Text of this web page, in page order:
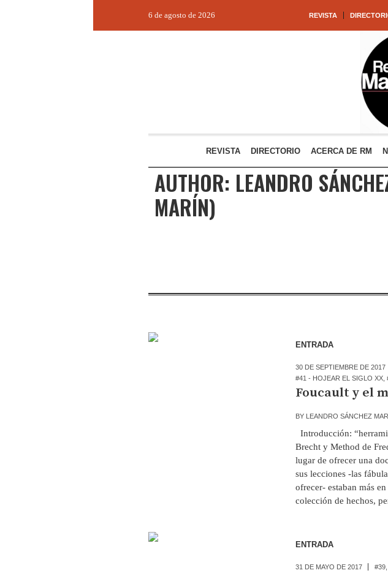
REVISTA
6 de agosto de 2026
REVISTA DIRECTORIO ACERCA DE RM
AUTHOR: LEANDRO
MARÍN)
ENTRADA
30 DE SEPTIEMBRE DE 2017
#41 - HOJEAR EL SIGLO XX,
Foucault y el
BY LEANDRO SÁNCHEZ
Introducción:
Brecht y Method de
lugar de ofrecer una
sus lecciones -las
ofrecer- estaban más
colección de hechos,
ENTRADA
31 DE MAYO DE 2017 #39,